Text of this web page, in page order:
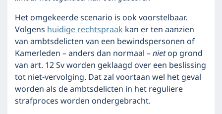
Het omgekeerde scenario is ook voorstelbaar.
Volgenshuidige rechtspraakkan er ten aanzien
van ambtsdelicten van een bewindspersonen of
Kamerleden – anders dan normaal –nietop grond
van art. 12 Sv worden geklaagd over een beslissing
tot niet-vervolging. Dat zal voortaan wel het geval
worden als de ambtsdelicten in het reguliere
strafproces worden ondergebracht.